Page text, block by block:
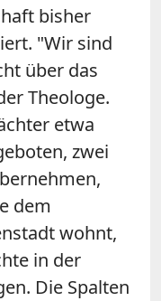
bisher
"Wir sind
über das
Theologe.
etwa
zwei
dem
wohnt,
in der
Die Spalten